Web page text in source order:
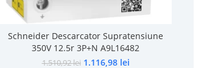
Schneider Descarcator Supratensiune
350V 12.5r 3P+N A9L16482
1.510,92lei 1.116,98 lei